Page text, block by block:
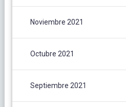
Noviembre 2021
Octubre 2021
Septiembre 2021